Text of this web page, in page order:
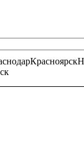
Красноярск